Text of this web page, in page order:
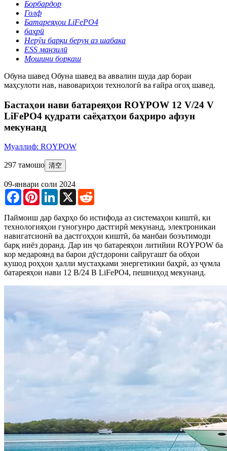
Борбардор
Голф
Батареяҳои LiFePO4
баҳрӣ
Нерӯи барқи берун аз шабака
ESS манзилӣ
Мошини боркаш
Обуна шавед Обуна шавед ва аввалин шуда дар бораи
маҳсулоти нав, навовариҳои технологӣ ва ғайра огоҳ шавед.
Бастаҳои нави батареяҳои ROYPOW 12 V/24 V
LiFePO4 қудрати саёҳатҳои баҳриро афзун
мекунанд
Муаллиф: ROYPOW
297 тамошо 清空
09-январи соли 2024
FacebookPinterestLinkedIn
X
Паймоиш дар баҳрҳо бо истифода аз системаҳои киштӣ, ки
технологияҳои гуногунро дастгирӣ мекунанд, электроникаи
навигатсионӣ ва дастгоҳҳои киштӣ, ба манбаи боэътимоди
барқ ​​ниёз доранд. Дар ин ҷо батареяҳои литийии ROYPOW ба
кор медароянд ва барои дӯстдорони сайругашт ба обҳои
кушод роҳҳои ҳалли мустаҳками энергетикии баҳрӣ, аз ҷумла
батареяҳои нави 12 В/24 В LiFePO4, пешниҳод мекунанд.